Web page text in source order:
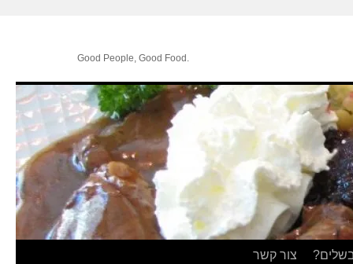
.Good People, Good Food
צור קשר